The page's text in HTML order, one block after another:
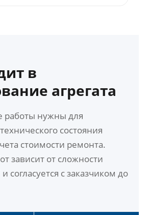
в
агрегата
работы нужны для
состояния
стоимости ремонта.
зависит от сложности
согласуется с заказчиком до